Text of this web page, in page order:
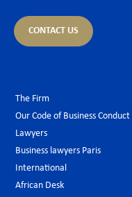
CONTACT US
The Firm
Our Code of Business Conduct
Lawyers
Business lawyers Paris
International
African Desk